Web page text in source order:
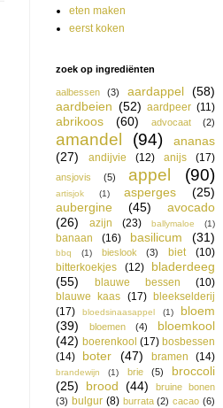
eten maken
eerst koken
zoek op ingrediënten
aalbessen (3) aardappel (58)
aardbeien (52) aardpeer (11)
abrikoos (60) advocaat (2)
amandel (94)
ananas
(27)
andijvie (12) anijs (17)
ansjovis (5) appel (90)
artisjok (1) asperges
(25)
aubergine
(45)
avocado
(26)
azijn (23) ballymaloe (1)
banaan (16) basilicum (31)
bbq (1) bieslook (3) biet
(10)
bitterkoekjes
(12)
bladerdeeg
(55)
blauwe bessen
(10)
blauwe kaas (17) bleekselderij
(17)
bloedsinaasappel (1)
bloem
(39)
bloemen (4)
bloemkool
(42) boerenkool (17) bosbessen
(14)
boter (47) bramen (14)
brandewijn (1) brie (5)
broccoli
(25)
brood (44)
bruine bonen
(3) bulgur (8) burrata (2) cacao (6)